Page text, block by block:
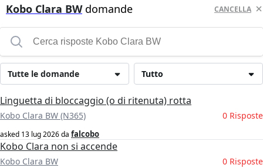
Kobo Clara BWdomande CANCELLA
Tutto
Tutte le domande
Linguetta di bloccaggio (o di ritenuta) rotta
Kobo Clara BW (N365) 0 Risposte
asked 13 lug 2026da falcobo
Kobo Clara non si accende
Kobo Clara BW 0 Risposte